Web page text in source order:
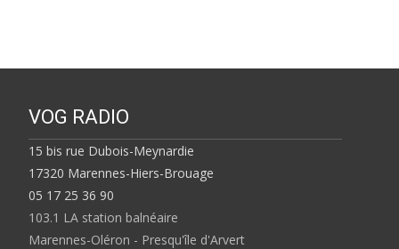
VOG RADIO
15 bis rue Dubois-Meynardie
17320 Marennes-Hiers-Brouage
05 17 25 36 90
103.1 LA station balnéaire
Marennes-Oléron - Presqu'île d'Arvert